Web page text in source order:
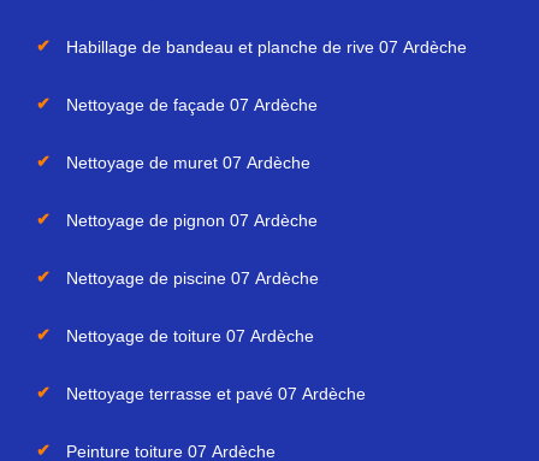
Habillage de bandeau et planche de rive 07 Ardèche
Nettoyage de façade 07 Ardèche
Nettoyage de muret 07 Ardèche
Nettoyage de pignon 07 Ardèche
Nettoyage de piscine 07 Ardèche
Nettoyage de toiture 07 Ardèche
Nettoyage terrasse et pavé 07 Ardèche
Peinture toiture 07 Ardèche